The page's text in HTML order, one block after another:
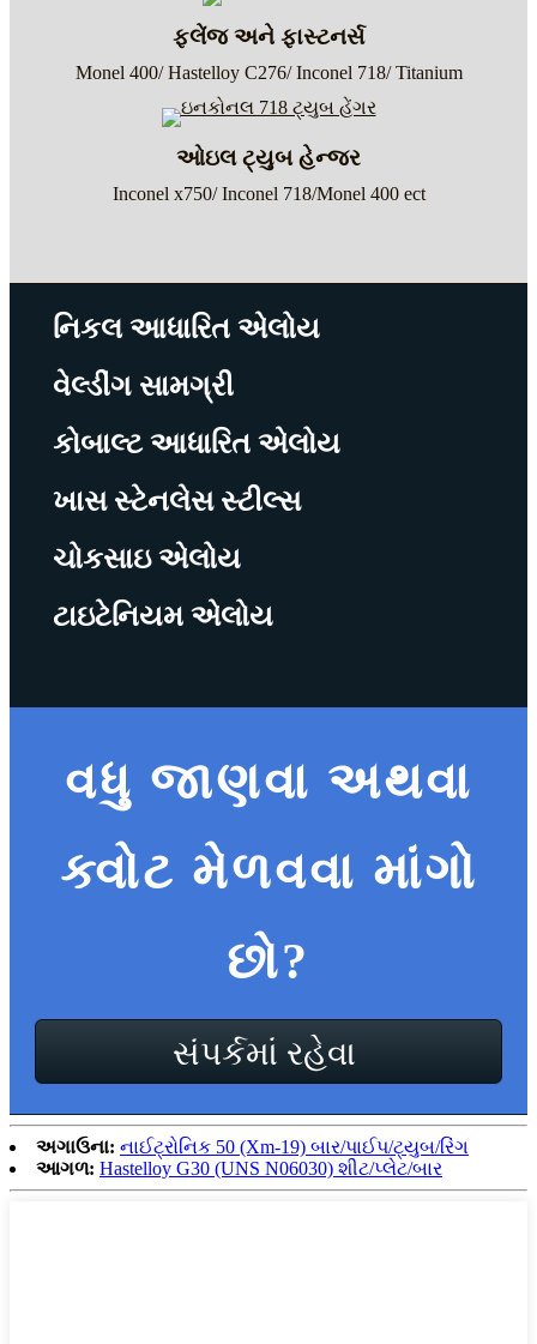
ફ્લેંજ અને ફાસ્ટનર્સ
Monel 400/ Hastelloy C276/ Inconel 718/ Titanium
ઓઇલ ટ્યુબ હેન્જર
Inconel x750/ Inconel 718/Monel 400 ect
નિકલ આધારિત એલોય
વેલ્ડીંગ સામગ્રી
કોબાલ્ટ આધારિત એલોય
ખાસ સ્ટેનલેસ સ્ટીલ્સ
ચોકસાઇ એલોય
ટાઇટેનિયમ એલોય
વધુ જાણવા અથવા
ક્વોટ મેળવવા માંગો
છો?
સંપર્કમાં રહેવા
અગાઉના: નાઈટ્રોનિક 50 (Xm-19) બાર/પાઈપ/ટ્યુબ/રિંગ
આગળ: Hastelloy G30 (UNS N06030) શીટ/પ્લેટ/બાર